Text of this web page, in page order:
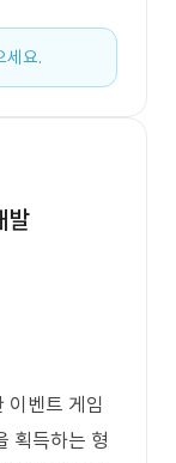
세요.
발
이벤트 게임
획득하는 형